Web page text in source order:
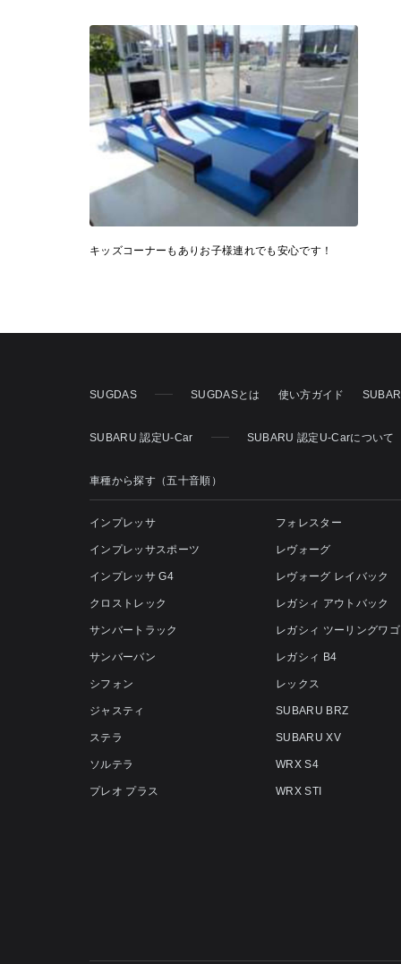
キッズコーナーもありお子様連れでも安心です！
SUGDAS SUGDASとは 使い方ガイド
SUBARU 認定U-Car SUBARU 認定U-Carについて
車種から探す（五十音順）
インプレッサ
インプレッサスポーツ
インプレッサ G4
クロストレック
サンバートラック
サンバーバン
シフォン
ジャスティ
ステラ
ソルテラ
プレオ プラス
フォレスター
レヴォーグ
レヴォーグ レイバック
レガシィ アウトバック
レガシィ ツーリングワ
レガシィ B4
レックス
SUBARU BRZ
SUBARU XV
WRX S4
WRX STI